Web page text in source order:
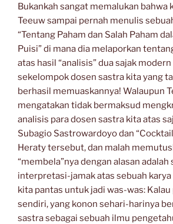
Bukankah sangat memalukan bahwa
Teeuw sampai pernah menulis
“Tentang Paham dan Salah Paham
Puisi” di mana dia melaporkan
atas hasil “analisis” dua sajak
sekelompok dosen sastra kita yang
berhasil memuaskannya! Walaupun
mengatakan tidak bermaksud
analisis para dosen sastra kita atas
Subagio Sastrowardoyo dan
Heraty tersebut, dan malah
“membela”nya dengan alasan adalah
interpretasi-jamak atas sebuah karya
kita pantas untuk jadi was-was:
sendiri, yang konon sehari-harinya
sastra sebagai sebuah ilmu